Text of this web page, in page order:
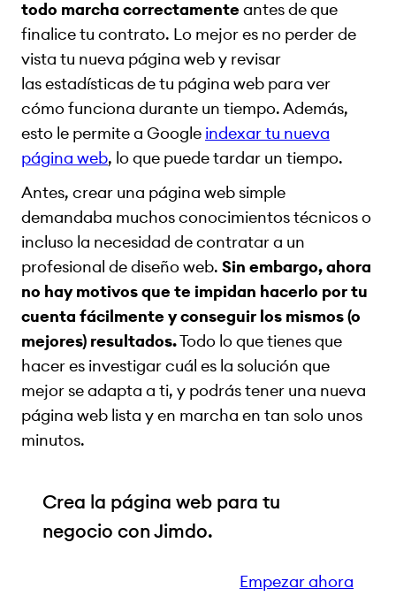
todo marcha correctamenteantes de que
finalice tu contrato. Lo mejor es no perder de
vista tu nueva página web y revisar
las estadísticas de tu página web para ver
cómo funciona durante un tiempo. Además,
esto le permite a Google indexar tu nueva
página web, lo que puede tardar un tiempo.
Antes, crear una página web simple
demandaba muchos conocimientos técnicos o
incluso la necesidad de contratar a un
profesional de diseño web. Sin embargo, ahora
no hay motivos que te impidan hacerlo por tu
cuenta fácilmente y conseguir los mismos (o
mejores) resultados.Todo lo que tienes que
hacer es investigar cuál es la solución que
mejor se adapta a ti, y podrás tener una nueva
página web lista y en marcha en tan solo unos
minutos.
Crea la página web para tu
negocio con Jimdo.
Empezar ahora